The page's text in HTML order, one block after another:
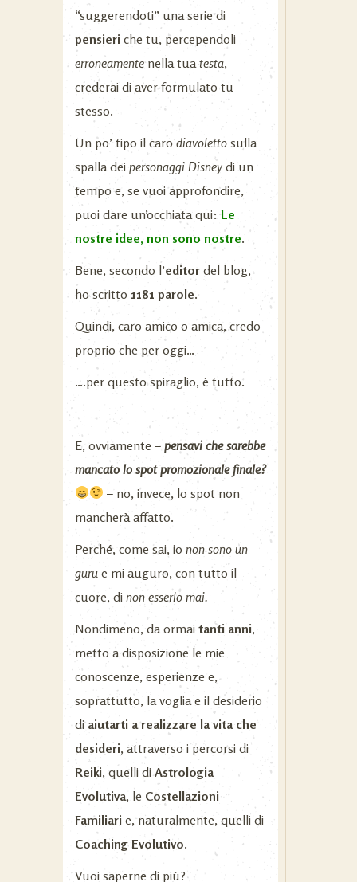
“suggerendoti” una serie di
pensieri che tu, percependoli
erroneamentenella tuatesta,
crederai di aver formulato tu
stesso.
Un po’ tipo il carodiavoletto sulla
spalla dei personaggi Disney di un
tempo e, se vuoi approfondire,
puoi dare un’occhiata qui:Le
nostre idee, non sono nostre.
Bene, secondo l’editor del blog,
ho scritto 1181 parole.
Quindi, caro amico o amica, credo
proprio che per oggi…
….per questo spiraglio, è tutto.
E, ovviamente – pensavi che sarebbe
mancato lo spot promozionale finale?
– no, invece, lo spot non
mancherà affatto.
Perché, come sai, io non sono un
guru e mi auguro, con tutto il
cuore, di non esserlo mai.
Nondimeno, da ormai tanti anni,
metto a disposizione le mie
conoscenze, esperienze e,
soprattutto, la voglia e il desiderio
diaiutarti a realizzare la vita che
desideri, attraverso i percorsi di
Reiki, quelli diAstrologia
Evolutiva, le Costellazioni
Familiari e, naturalmente, quelli di
Coaching Evolutivo.
Vuoi saperne di più?